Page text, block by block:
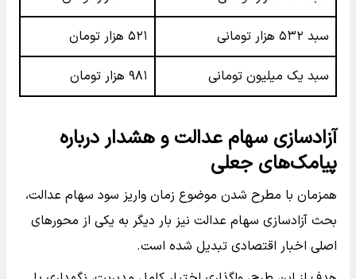
سبد ۵۳۲ هزار تومانی ۵۲۱ هزار تومان
سبد یک میلیون تومانی ۹۸۱ هزار تومان
آزادسازی سهام عدالت و هشدار درباره
پیامک‌های جعلی
همزمان با مطرح شدن موضوع زمان واریز سود سهام عدالت،
بحث آزادسازی سهام عدالت نیز بار دیگر به یکی از محورهای
اصلی اخبار اقتصادی تبدیل شده است.